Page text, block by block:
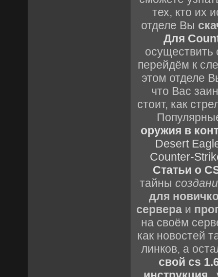
тех, кто их
отделе Вы
Для
осуществить
перейдём к
этом отделе
что Вас
стоит, как
оружия в
Desert
Counter-
Статьи о
тайны
для
сервера и
на своём
как новостей
линков, а
свой cs